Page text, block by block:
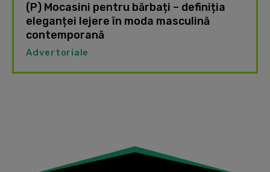
(P) Mocasini pentru bărbați – definiția
eleganței lejere în moda masculină
contemporană
Advertoriale